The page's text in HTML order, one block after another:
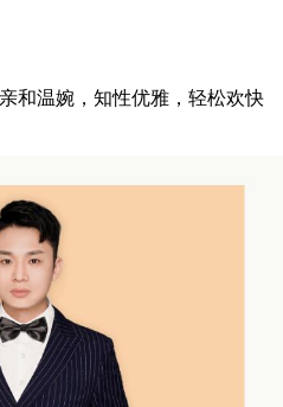
和温婉，知性优雅，轻松欢快